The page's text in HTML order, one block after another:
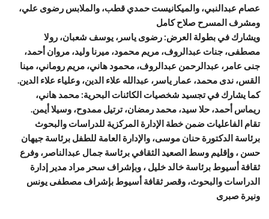
عصام عبدالنبي، والميكانيست حمدي قطب، والملابس رضوى علي،
ومشرف المسرح صلاح كامل
ويشارك في بطولة العرض: رضوى ياسر، يوسف شعبان، رولا
مصطفى، جنات عبدالروف، مريم محمود، ميرنا وليد، مروان أحمد،
جنى عامر، عبدالرحمن عبدالروف، محمود هاني، مريم روماني، مينا
القس، ندى محمد، عمار ياسر، عبدالله علاء الدين، وعلياء علاء الدين.
كما يشارك في تجسيد شخصيات الكائنات البحرية: محمد هاني،
ريماس أحمد، حلا سيد، محمد رمضان، ترتيل ممدوح، وسيلا أيمن.
تقام الفاعليات ضمن خطة الإدارة المركزية للدراسات والبحوث
برئاسة الدكتورة حنان موسى، والإدارة العامة للطفل برئاسة جيهان
حسن ، وإقليم وسط الصعيد الثقافي برئاسة جمال عبدالناصر، وفرع
ثقافة أسيوط برئاسة خالد خليل ، وبإشراف سحر مراد مدير إدارة
الدراسات والبحوث، وقصر ثقافة أسيوط بإشراف مصطفى يونس
ونيرة صبرى